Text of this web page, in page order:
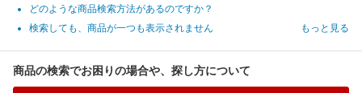
どのような商品検索方法があるのですか？
検索しても、商品が一つも表示されません
もっと見る
商品の検索でお困りの場合や、探し方について